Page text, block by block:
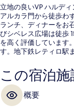
立地の良いVP ハルデ
アルカラ門から徒歩わ
ランチ、ディナーをお
びシベレス広場は徒歩
を高く評価しています
す。地下鉄レティロ駅
この宿泊
概要